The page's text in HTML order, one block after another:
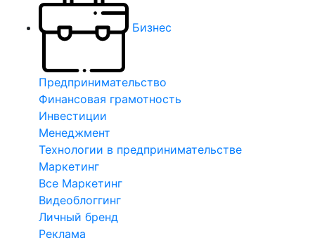
Бизнес
Предпринимательство
Финансовая грамотность
Инвестиции
Менеджмент
Технологии в предпринимательстве
Маркетинг
Все Маркетинг
Видеоблоггинг
Личный бренд
Реклама